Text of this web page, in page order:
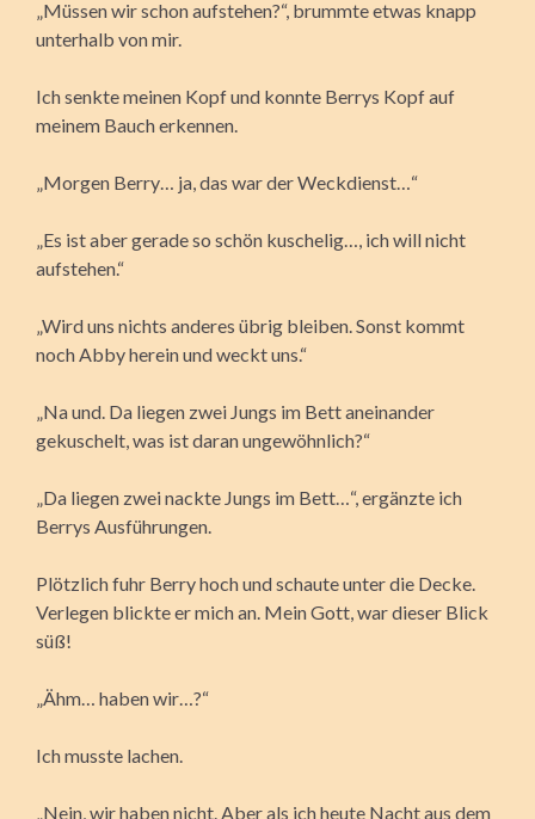
„Müssen wir schon aufstehen?“, brummte etwas knapp
unterhalb von mir.
Ich senkte meinen Kopf und konnte Berrys Kopf auf
meinem Bauch erkennen.
„Morgen Berry… ja, das war der Weckdienst…“
„Es ist aber gerade so schön kuschelig…, ich will nicht
aufstehen.“
„Wird uns nichts anderes übrig bleiben. Sonst kommt
noch Abby herein und weckt uns.“
„Na und. Da liegen zwei Jungs im Bett aneinander
gekuschelt, was ist daran ungewöhnlich?“
„Da liegen zwei nackte Jungs im Bett…“, ergänzte ich
Berrys Ausführungen.
Plötzlich fuhr Berry hoch und schaute unter die Decke.
Verlegen blickte er mich an. Mein Gott, war dieser Blick
süß!
„Ähm… haben wir…?“
Ich musste lachen.
„Nein, wir haben nicht. Aber als ich heute Nacht aus dem